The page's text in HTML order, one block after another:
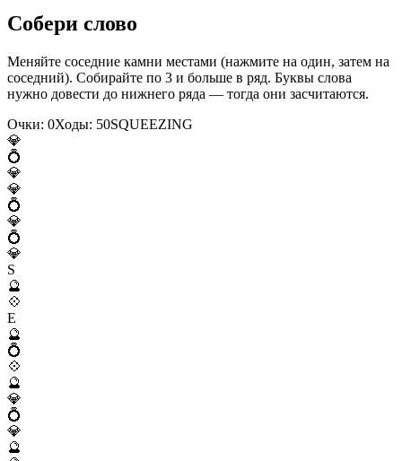
Собери слово
Меняйте соседние камни местами (нажмите на один, затем на
соседний). Собирайте по 3 и больше в ряд. Буквы слова
нужно довести до нижнего ряда — тогда они засчитаются.
Очки: 0Ходы: 50SQUEEZING
💎
💍
💎
💎
💍
💎
💍
💎
S
🔮
💠
E
🔮
💍
💠
🔮
💎
💍
💎
🔮